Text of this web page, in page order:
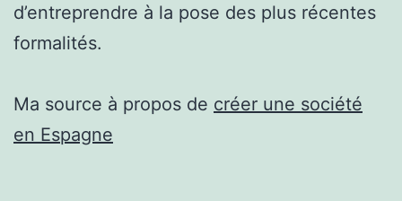
d’entreprendre à la pose des plus récentes
formalités.
Ma source à propos de créer une société
en Espagne